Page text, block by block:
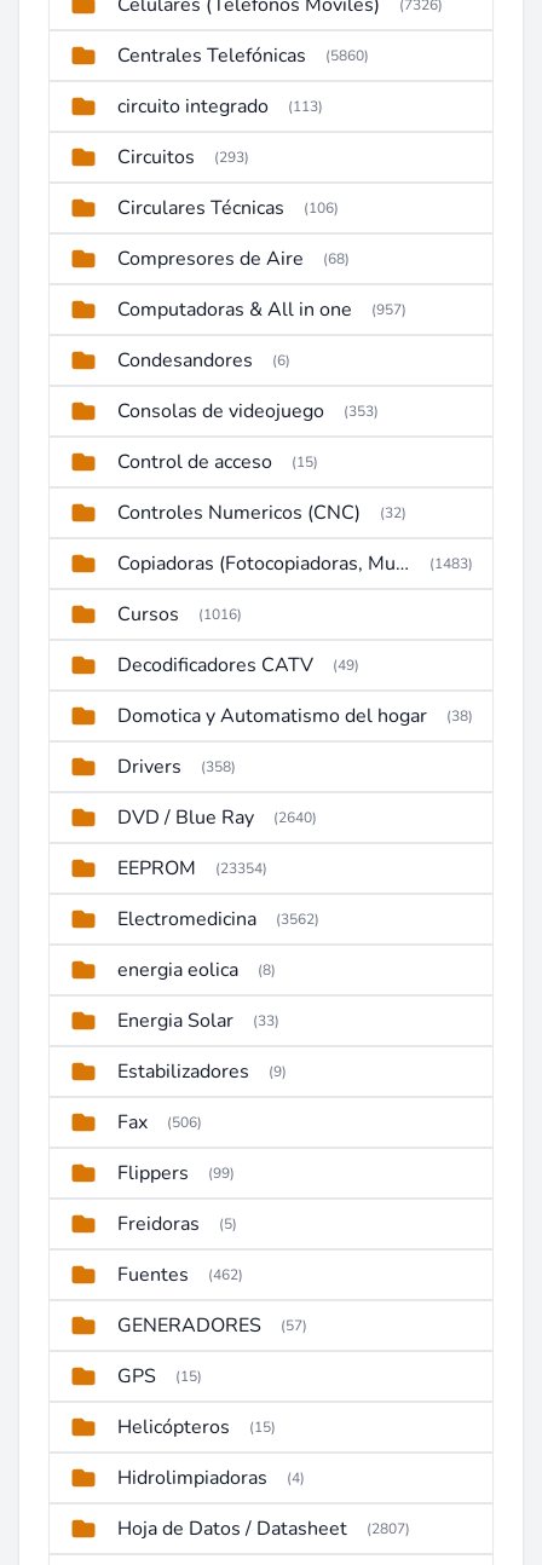
(7326)
Centrales Telefónicas (5860)
circuito integrado (113)
Circuitos (293)
Circulares Técnicas (106)
Compresores de Aire (68)
Computadoras & All in one (957)
Condesandores (6)
Consolas de videojuego (353)
Control de acceso (15)
Controles Numericos (CNC) (32)
Copiadoras (Fotocopiadoras, Multifunctions, Ploter, etc) (1483)
Cursos (1016)
Decodificadores CATV (49)
Domotica y Automatismo del hogar (38)
Drivers (358)
DVD / Blue Ray (2640)
EEPROM (23354)
Electromedicina (3562)
energia eolica (8)
Energia Solar (33)
Estabilizadores (9)
Fax (506)
Flippers (99)
Freidoras (5)
Fuentes (462)
GENERADORES (57)
GPS (15)
Helicópteros (15)
Hidrolimpiadoras (4)
Hoja de Datos / Datasheet (2807)